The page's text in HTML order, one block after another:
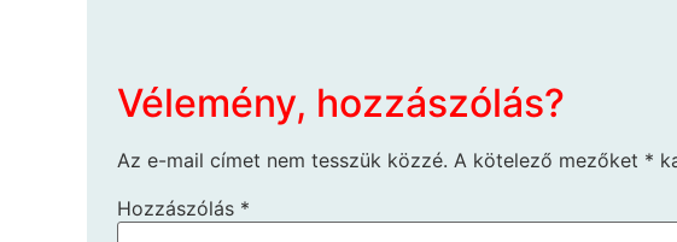
Vélemény, hozzászólás?
Az e-mail címet nem tesszük közzé. A kötelező mezőket *
Hozzászólás *